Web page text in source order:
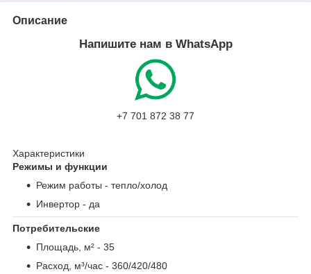
Описание
Напишите нам в WhatsApp
+7 701 872 38 77
Характеристики
Режимы и функции
Режим работы - тепло/холод
Инвертор - да
Потребительские
Площадь, м² - 35
Расход, м³/час - 360/420/480